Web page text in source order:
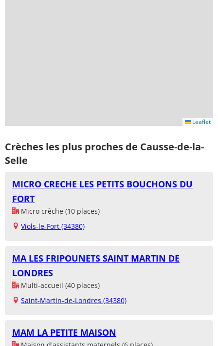
Leaflet
Crèches les plus proches de Causse-de-la-
Selle
MICRO CRECHE LES PETITS BOUCHONS DU
FORT
Micro crèche (10 places)
Viols-le-Fort (34380)
MA LES FRIPOUNETS SAINT MARTIN DE
LONDRES
Multi-accueil (40 places)
Saint-Martin-de-Londres (34380)
MAM LA PETITE MAISON